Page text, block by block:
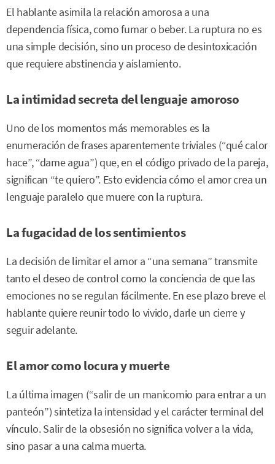
El hablante asimila la relación amorosa a una
dependencia física, como fumar o beber. La ruptura no es
una simple decisión, sino un proceso de desintoxicación
que requiere abstinencia y aislamiento.
La intimidad secreta del lenguaje amoroso
Uno de los momentos más memorables es la
enumeración de frases aparentemente triviales (“qué calor
hace”, “dame agua”) que, en el código privado de la pareja,
significan “te quiero”. Esto evidencia cómo el amor crea un
lenguaje paralelo que muere con la ruptura.
La fugacidad de los sentimientos
La decisión de limitar el amor a “una semana” transmite
tanto el deseo de control como la conciencia de que las
emociones no se regulan fácilmente. En ese plazo breve el
hablante quiere reunir todo lo vivido, darle un cierre y
seguir adelante.
El amor como locura y muerte
La última imagen (“salir de un manicomio para entrar a un
panteón”) sintetiza la intensidad y el carácter terminal del
vínculo. Salir de la obsesión no significa volver a la vida,
sino pasar a una calma muerta.